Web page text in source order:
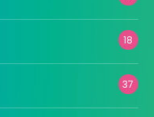
18
37